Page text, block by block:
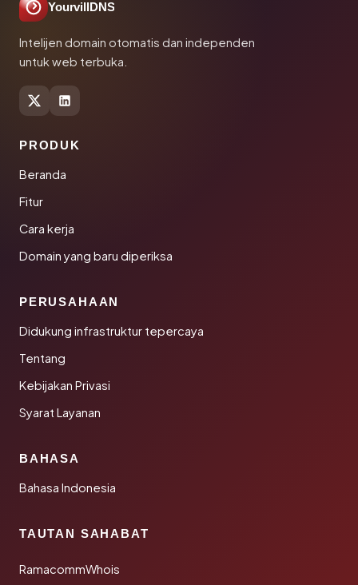
YourvillDNS
Intelijen domain otomatis dan independen
untuk web terbuka.
PRODUK
Beranda
Fitur
Cara kerja
Domain yang baru diperiksa
PERUSAHAAN
Didukung infrastruktur tepercaya
Tentang
Kebijakan Privasi
Syarat Layanan
BAHASA
Bahasa Indonesia
TAUTAN SAHABAT
RamacommWhois